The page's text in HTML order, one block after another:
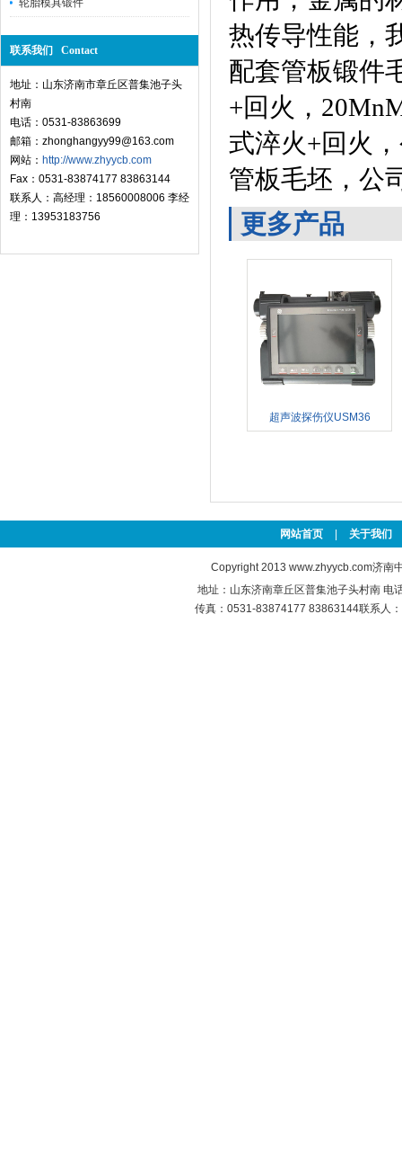
轮胎模具锻件
联系我们 Contact
地址：山东济南市章丘区普集池子头
村南
电话：0531-83863699
邮箱：zhonghangyy99@163.com
网站： http://www.zhyycb.com
Fax：0531-83874177 83863144
联系人：高经理：18560008006 李经
理：13953183756
热传导性能，
配套管板锻件
+回火，
式淬火+回火
管板毛坯，公
更多产品
超声波探伤仪USM36
网站首页 关于我们
Copyright 2013 www.zhyycb.com济南
地址：山东济南章丘区普集池子头村南
传真：0531-83874177 83863144联系人